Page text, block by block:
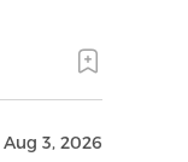
Aug 3, 2026